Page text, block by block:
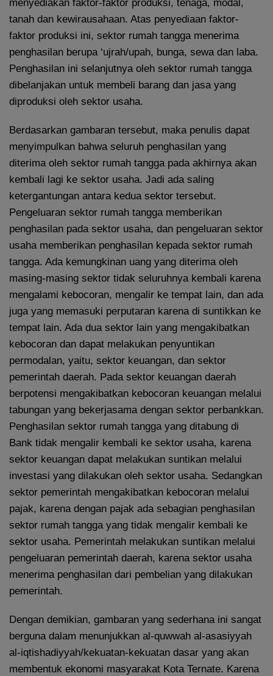
menyediakan faktor-faktor produksi, tenaga, modal,
tanah dan kewirausahaan. Atas penyediaan faktor-
faktor produksi ini, sektor rumah tangga menerima
penghasilan berupa ‘ujrah/upah, bunga, sewa dan laba.
Penghasilan ini selanjutnya oleh sektor rumah tangga
dibelanjakan untuk membeli barang dan jasa yang
diproduksi oleh sektor usaha.
Berdasarkan gambaran tersebut, maka penulis dapat
menyimpulkan bahwa seluruh penghasilan yang
diterima oleh sektor rumah tangga pada akhirnya akan
kembali lagi ke sektor usaha. Jadi ada saling
ketergantungan antara kedua sektor tersebut.
Pengeluaran sektor rumah tangga memberikan
penghasilan pada sektor usaha, dan pengeluaran sektor
usaha memberikan penghasilan kepada sektor rumah
tangga. Ada kemungkinan uang yang diterima oleh
masing-masing sektor tidak seluruhnya kembali karena
mengalami kebocoran, mengalir ke tempat lain, dan ada
juga yang memasuki perputaran karena di suntikkan ke
tempat lain. Ada dua sektor lain yang mengakibatkan
kebocoran dan dapat melakukan penyuntikan
permodalan, yaitu, sektor keuangan, dan sektor
pemerintah daerah. Pada sektor keuangan daerah
berpotensi mengakibatkan kebocoran keuangan melalui
tabungan yang bekerjasama dengan sektor perbankkan.
Penghasilan sektor rumah tangga yang ditabung di
Bank tidak mengalir kembali ke sektor usaha, karena
sektor keuangan dapat melakukan suntikan melalui
investasi yang dilakukan oleh sektor usaha. Sedangkan
sektor pemerintah mengakibatkan kebocoran melalui
pajak, karena dengan pajak ada sebagian penghasilan
sektor rumah tangga yang tidak mengalir kembali ke
sektor usaha. Pemerintah melakukan suntikan melalui
pengeluaran pemerintah daerah, karena sektor usaha
menerima penghasilan dari pembelian yang dilakukan
pemerintah.
Dengan demikian, gambaran yang sederhana ini sangat
berguna dalam menunjukkan al-quwwah al-asasiyyah
al-iqtishadiyyah/kekuatan-kekuatan dasar yang akan
membentuk ekonomi masyarakat Kota Ternate. Karena